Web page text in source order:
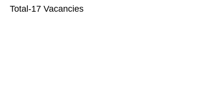
Total-17 Vacancies